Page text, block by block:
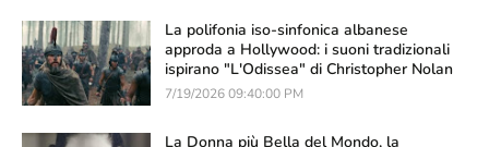
La polifonia iso-sinfonica albanese
approda a Hollywood: i suoni tradizionali
ispirano "L'Odissea" di Christopher Nolan
7/19/2026 09:40:00 PM
La Donna più Bella del Mondo, la